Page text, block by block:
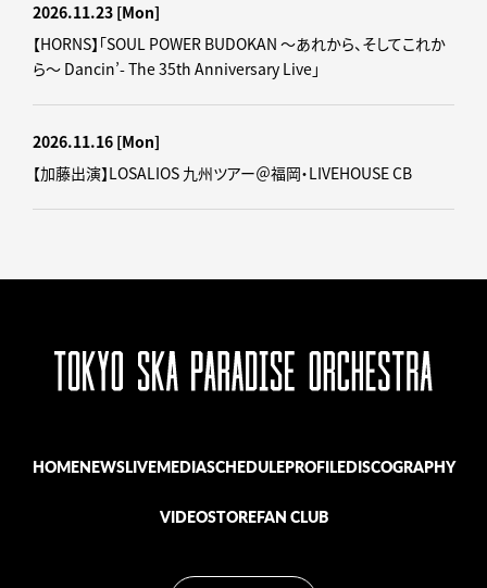
2026.11.23 [Mon]
【HORNS】「SOUL POWER BUDOKAN ～あれから、そしてこれか
ら～ Dancin’- The 35th Anniversary Live」
2026.11.16 [Mon]
【加藤出演】LOSALIOS 九州ツアー＠福岡・LIVEHOUSE CB
HOMENEWSLIVEMEDIASCHEDULEPROFILEDISCOGRAPHY
VIDEOSTOREFAN CLUB